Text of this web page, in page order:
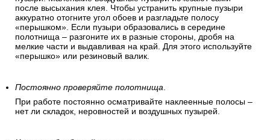
Уберите воздушные пузыри на обоях.
При поклеивании на обоях могут образоваться воздушные
пузыри. Маленькие воздушные пузыри исчезают сами
после высыхания клея. Чтобы устранить крупные пузыри
аккуратно отогните угол обоев и разгладьте полосу
«перышком». Если пузыри образовались в середине
«перышко» или резиновый валик.